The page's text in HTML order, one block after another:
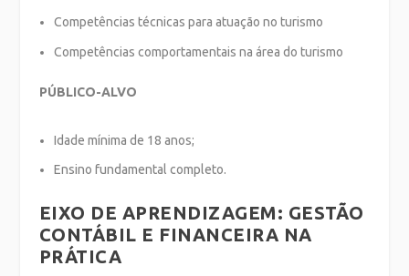
Competências técnicas para atuação no turismo
Competências comportamentais na área do turismo
PÚBLICO-ALVO
Idade mínima de 18 anos;
Ensino fundamental completo.
EIXO DE APRENDIZAGEM: GESTÃO
CONTÁBIL E FINANCEIRA NA
PRÁTICA